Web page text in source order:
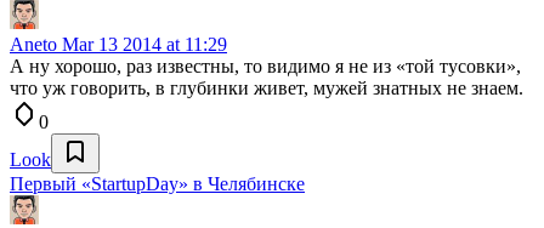
Aneto Mar 13 2014 at 11:29
А ну хорошо, раз известны, то видимо я не из «той тусовки»,
что уж говорить, в глубинки живет, мужей знатных не знаем.
0
Look
Первый «StartupDay» в Челябинске